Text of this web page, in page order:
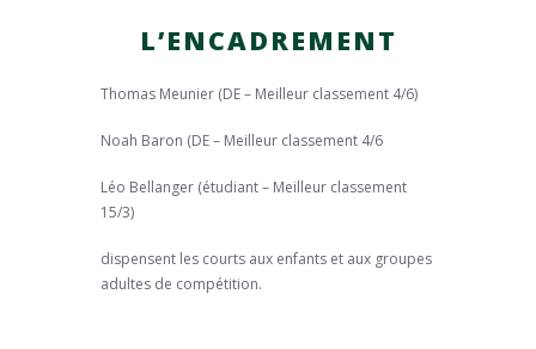
L’ENCADREMENT
Thomas Meunier (DE – Meilleur classement 4/6)
Noah Baron (DE – Meilleur classement 4/6
Léo Bellanger (étudiant – Meilleur classement
15/3)
dispensent les courts aux enfants et aux groupes
adultes de compétition.